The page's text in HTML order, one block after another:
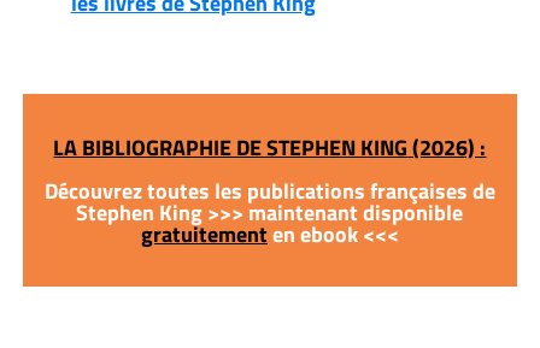
LA BIBLIOGRAPHIE DE STEPHEN KING (2026) :
Découvrez toutes les publications françaises de
Stephen King >>> maintenant disponible
gratuitementen ebook <<<